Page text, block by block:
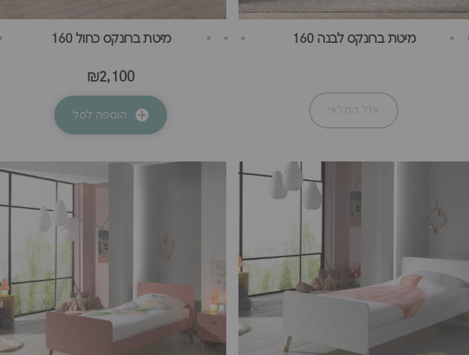
מיטת ברונקס לבנה 160
אזל המלאי
מיטת ברונקס כחול 160
₪2,100
הוספה לסל